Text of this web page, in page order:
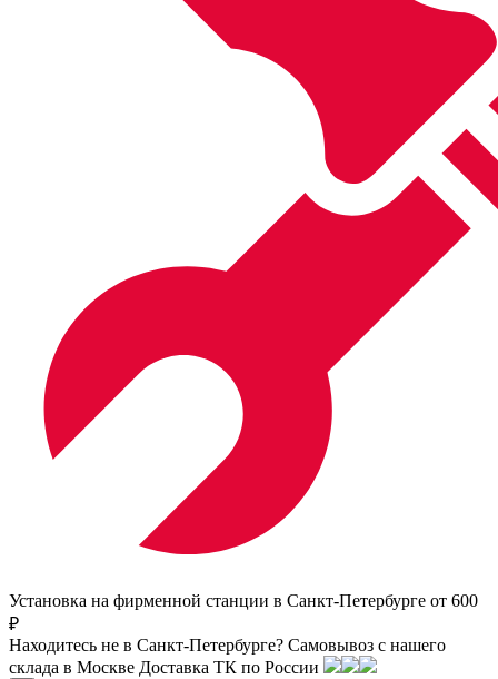
Установка на фирменной станции в Санкт-Петербурге от 600
₽
Находитесь не в Санкт-Петербурге? Самовывоз с нашего
склада в Москве Доставка ТК по России